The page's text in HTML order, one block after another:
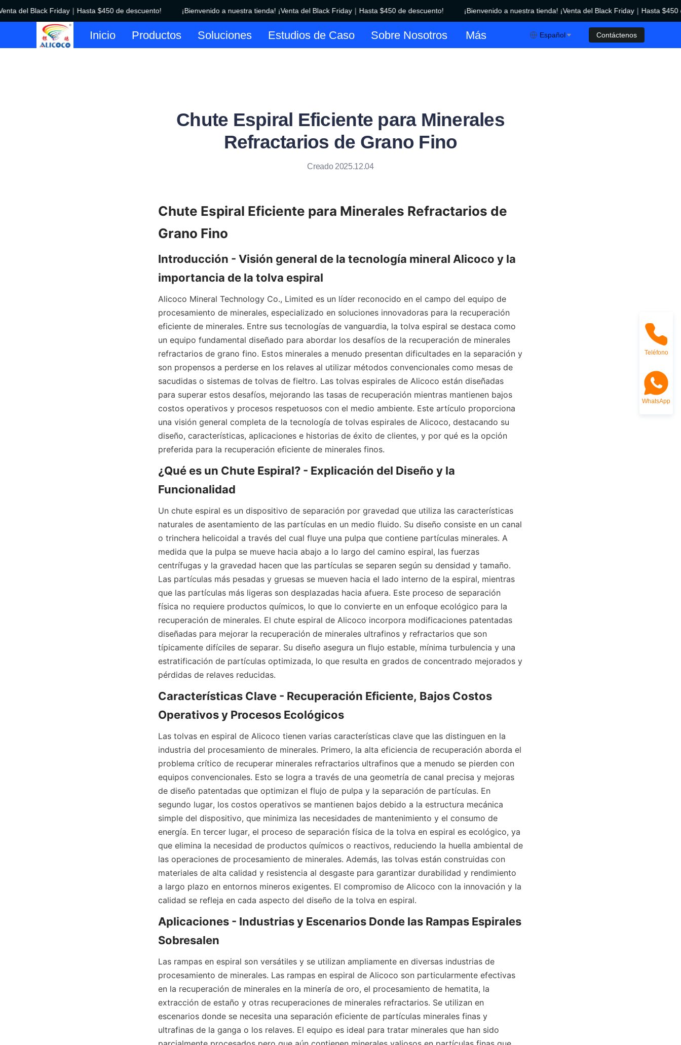
del Black Friday｜Hasta $450 de descuento! ¡Bienvenido a nuestra tienda! ¡Venta del Black Friday｜Hasta $450 de descuento!
¡Bienvenido a nuestra tienda! ¡Venta del Black Friday｜Hasta $450
¡Bienvenido a nuestra tienda! ¡Venta del Black Friday｜Hasta $450 de descuento!
Inicio Productos Soluciones Estudios de Caso Sobre Nosotros Más Español Contáctenos
Chute Espiral Eficiente para Minerales
Refractarios de Grano Fino
Creado 2025.12.04
Chute Espiral Eficiente para Minerales Refractarios de
Grano Fino
Introducción - Visión general de la tecnología mineral Alicoco y la
importancia de la tolva espiral
Alicoco Mineral Technology Co., Limited es un líder reconocido en el campo del equipo de
procesamiento de minerales, especializado en soluciones innovadoras para la recuperación
eficiente de minerales. Entre sus tecnologías de vanguardia, la tolva espiral se destaca como
un equipo fundamental diseñado para abordar los desafíos de la recuperación de minerales
refractarios de grano fino. Estos minerales a menudo presentan dificultades en la separación y
son propensos a perderse en los relaves al utilizar métodos convencionales como mesas de
sacudidas o sistemas de tolvas de fieltro. Las tolvas espirales de Alicoco están diseñadas
para superar estos desafíos, mejorando las tasas de recuperación mientras mantienen bajos
costos operativos y procesos respetuosos con el medio ambiente. Este artículo proporciona
una visión general completa de la tecnología de tolvas espirales de Alicoco, destacando su
diseño, características, aplicaciones e historias de éxito de clientes, y por qué es la opción
preferida para la recuperación eficiente de minerales finos.
¿Qué es un Chute Espiral? - Explicación del Diseño y la
Funcionalidad
Un chute espiral es un dispositivo de separación por gravedad que utiliza las características
naturales de asentamiento de las partículas en un medio fluido. Su diseño consiste en un canal
o trinchera helicoidal a través del cual fluye una pulpa que contiene partículas minerales. A
medida que la pulpa se mueve hacia abajo a lo largo del camino espiral, las fuerzas
centrífugas y la gravedad hacen que las partículas se separen según su densidad y tamaño.
Las partículas más pesadas y gruesas se mueven hacia el lado interno de la espiral, mientras
que las partículas más ligeras son desplazadas hacia afuera. Este proceso de separación
física no requiere productos químicos, lo que lo convierte en un enfoque ecológico para la
recuperación de minerales. El chute espiral de Alicoco incorpora modificaciones patentadas
diseñadas para mejorar la recuperación de minerales ultrafinos y refractarios que son
típicamente difíciles de separar. Su diseño asegura un flujo estable, mínima turbulencia y una
estratificación de partículas optimizada, lo que resulta en grados de concentrado mejorados y
pérdidas de relaves reducidas.
Características Clave - Recuperación Eficiente, Bajos Costos
Operativos y Procesos Ecológicos
Las tolvas en espiral de Alicoco tienen varias características clave que las distinguen en la
industria del procesamiento de minerales. Primero, la alta eficiencia de recuperación aborda el
problema crítico de recuperar minerales refractarios ultrafinos que a menudo se pierden con
equipos convencionales. Esto se logra a través de una geometría de canal precisa y mejoras
de diseño patentadas que optimizan el flujo de pulpa y la separación de partículas. En
segundo lugar, los costos operativos se mantienen bajos debido a la estructura mecánica
simple del dispositivo, que minimiza las necesidades de mantenimiento y el consumo de
energía. En tercer lugar, el proceso de separación física de la tolva en espiral es ecológico, ya
que elimina la necesidad de productos químicos o reactivos, reduciendo la huella ambiental de
las operaciones de procesamiento de minerales. Además, las tolvas están construidas con
materiales de alta calidad y resistencia al desgaste para garantizar durabilidad y rendimiento
a largo plazo en entornos mineros exigentes. El compromiso de Alicoco con la innovación y la
calidad se refleja en cada aspecto del diseño de la tolva en espiral.
Aplicaciones - Industrias y Escenarios Donde las Rampas Espirales
Sobresalen
Las rampas en espiral son versátiles y se utilizan ampliamente en diversas industrias de
procesamiento de minerales. Las rampas en espiral de Alicoco son particularmente efectivas
en la recuperación de minerales en la minería de oro, el procesamiento de hematita, la
extracción de estaño y otras recuperaciones de minerales refractarios. Se utilizan en
escenarios donde se necesita una separación eficiente de partículas minerales finas y
ultrafinas de la ganga o los relaves. El equipo es ideal para tratar minerales que han sido
Teléfono
WhatsApp